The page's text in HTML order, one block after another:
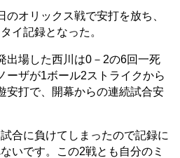
オリックス戦で安打を放ち、
イ記録となった。
場した西川は0－2の6回一死
ーザが1ボール2ストライクから
安打で、開幕からの連続試合安
合に負けてしまったので記録に
いです。この2戦とも自分のミ